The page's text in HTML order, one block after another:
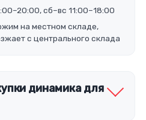
сб–вс 11:00–18:00
на местном складе,
с центрального склада
динамика для